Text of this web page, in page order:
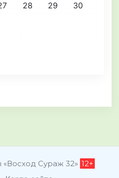
28 29
30
Сураж 32» 12+